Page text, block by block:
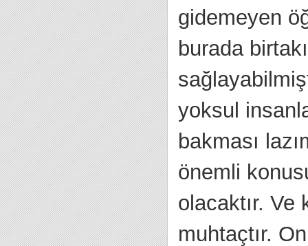
gidemeyen
burada
yoksul
bakması
önemli
olacaktır. Ve
muhtaçtır.